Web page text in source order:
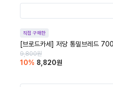
직접 구매한
[브로드카세] 저당 통밀브레드
9,800원
10% 8,820원